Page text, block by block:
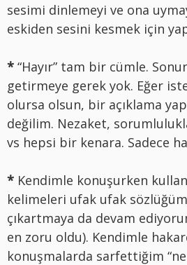
sesimi dinlemeyi ve ona
eskiden sesini kesmek için
* “Hayır” tam bir cümle.
getirmeye gerek yok. Eğer
olursa olsun, bir açıklama
değilim. Nezaket,
vs hepsi bir kenara. Sadece
* Kendimle konuşurken
kelimeleri ufak ufak
çıkartmaya da devam
en zoru oldu). Kendimle
konuşmalarda sarfettiğim “ne